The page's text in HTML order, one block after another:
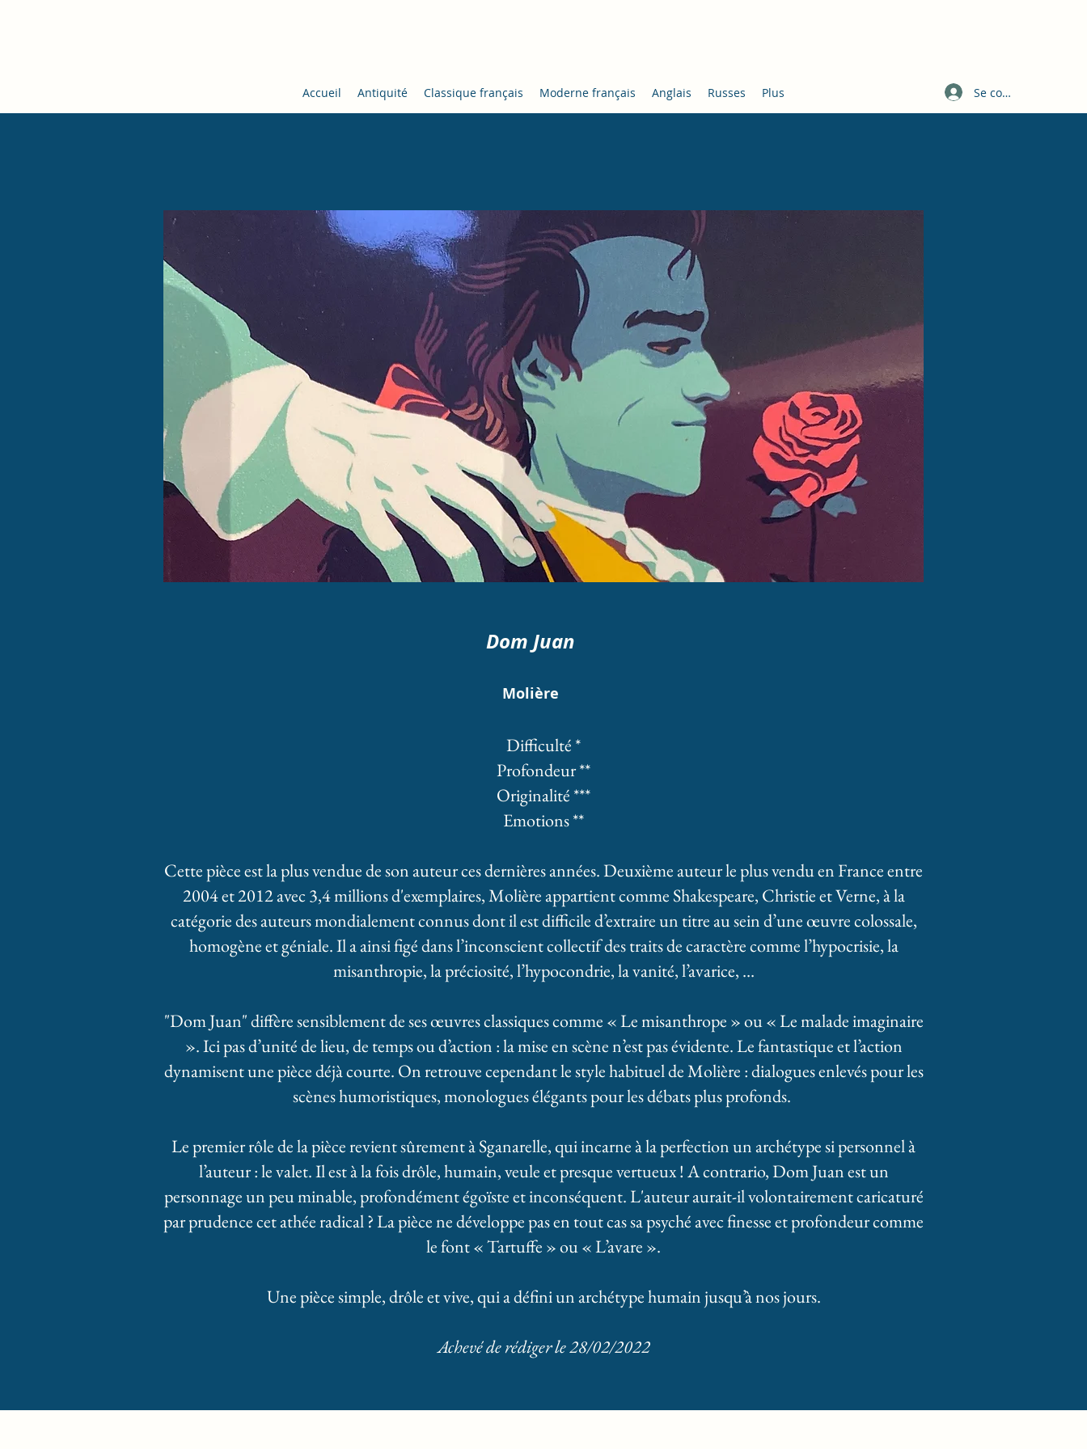
Accueil Antiquité Classique français Moderne français Anglais Russes Plus Se connecter
Dom Juan
Molière
Difficulté *
Profondeur **
Originalité ***
Emotions **
Cette pièce est la plus vendue de son auteur ces dernières années. Deuxième auteur le plus vendu en France entre
2004 et 2012 avec 3,4 millions d'exemplaires, Molière appartient comme Shakespeare, Christie et Verne, à la
catégorie des auteurs mondialement connus dont il est difficile d’extraire un titre au sein d’une œuvre colossale,
homogène et géniale. Il a ainsi figé dans l’inconscient collectif des traits de caractère comme l’hypocrisie, la
misanthropie, la préciosité, l’hypocondrie, la vanité, l’avarice, …
"Dom Juan" diffère sensiblement de ses œuvres classiques comme « Le misanthrope » ou « Le malade imaginaire
». Ici pas d’unité de lieu, de temps ou d’action : la mise en scène n’est pas évidente. Le fantastique et l’action
dynamisent une pièce déjà courte. On retrouve cependant le style habituel de Molière : dialogues enlevés pour les
scènes humoristiques, monologues élégants pour les débats plus profonds.
Le premier rôle de la pièce revient sûrement à Sganarelle, qui incarne à la perfection un archétype si personnel à
l’auteur : le valet. Il est à la fois drôle, humain, veule et presque vertueux ! A contrario, Dom Juan est un
personnage un peu minable, profondément égoïste et inconséquent. L'auteur aurait-il volontairement caricaturé
par prudence cet athée radical ? La pièce ne développe pas en tout cas sa psyché avec finesse et profondeur comme
le font « Tartuffe » ou « L’avare ».
Une pièce simple, drôle et vive, qui a défini un archétype humain jusqu’à nos jours.
Achevé de rédiger le 28/02/2022